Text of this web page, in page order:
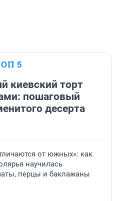
5
киевский торт
пошаговый
десерта
от южных»: как
научилась
перцы и баклажаны